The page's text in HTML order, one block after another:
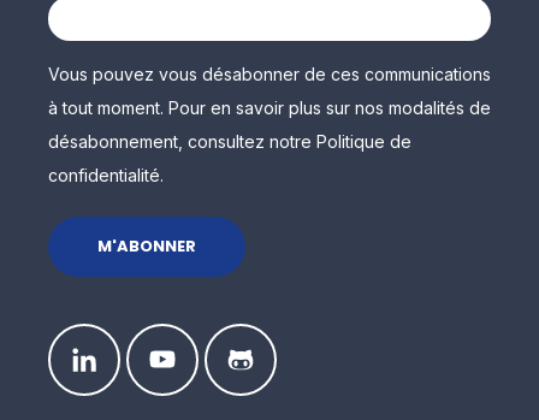
Vous pouvez vous désabonner de ces communications
à tout moment. Pour en savoir plus sur nos modalités de
désabonnement, consultez notre Politique de
confidentialité.